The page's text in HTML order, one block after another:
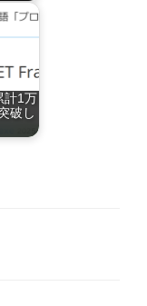
計1万
破し